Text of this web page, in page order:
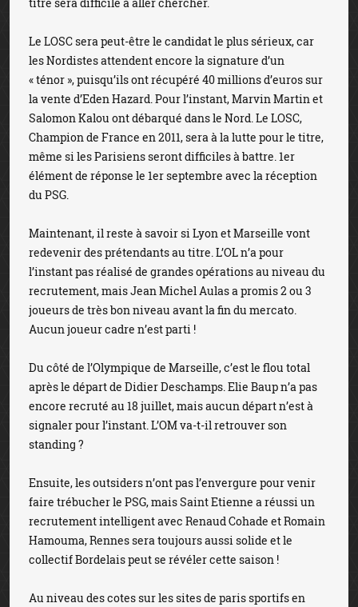
Le LOSC sera peut-être le candidat le plus sérieux, car
les Nordistes attendent encore la signature d’un
« ténor », puisqu’ils ont récupéré 40 millions d’euros sur
la vente d’Eden Hazard. Pour l’instant, Marvin Martin et
Salomon Kalou ont débarqué dans le Nord. Le LOSC,
Champion de France en 2011, sera à la lutte pour le titre,
même si les Parisiens seront difficiles à battre. 1er
élément de réponse le 1er septembre avec la réception
du PSG.
Maintenant, il reste à savoir si Lyon et Marseille vont
redevenir des prétendants au titre. L’OL n’a pour
l’instant pas réalisé de grandes opérations au niveau du
recrutement, mais Jean Michel Aulas a promis 2 ou 3
joueurs de très bon niveau avant la fin du mercato.
Aucun joueur cadre n’est parti !
Du côté de l’Olympique de Marseille, c’est le flou total
après le départ de Didier Deschamps. Elie Baup n’a pas
encore recruté au 18 juillet, mais aucun départ n’est à
signaler pour l’instant. L’OM va-t-il retrouver son
standing ?
Ensuite, les outsiders n’ont pas l’envergure pour venir
faire trébucher le PSG, mais Saint Etienne a réussi un
recrutement intelligent avec Renaud Cohade et Romain
Hamouma, Rennes sera toujours aussi solide et le
collectif Bordelais peut se révéler cette saison !
Au niveau des cotes sur les sites de paris sportifs en